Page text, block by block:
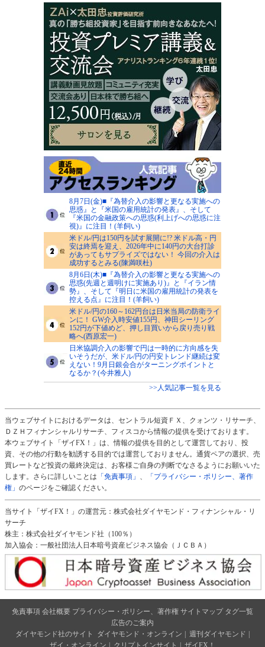
8月7日(金)■『為替介入の影響と更なる実施への
思惑』と『米国の雇用統計の発表』、そして
『米国の金融政策への思惑(利上げへの思惑に注
視)』に注目！(羊飼い)
米ドル/円は150円を試す展開に!? 米ドル高・円
安は終焉を迎え、2026年中に140円の大台打診
があってもサプライズではない！ 今回の介入は
成功するとみる(陳満咲杜)
8月6日(木)■『為替介入の影響と更なる実施への
思惑(先週と週明けに実施あり)』と『イラン情
勢』、そして『明日に米国の雇用統計の発表を
控える点』に注目！(羊飼い)
米ドル/円の160～162円台は日米当局の防衛ライ
ンに！ GW介入時安値155円、神田シーリング
152円が下値めど、押し目買いから戻り売り戦
略へ(西原宏一)
日米協調介入の影響で円は一時的に方向感を失
いそうだが、米ドル/円の円安トレンド継続は変
えない！9月日銀会合がターニングポイントと
なるか？(今井雅人)
>>人気記事一覧を見る
当ウェブサイトにおけるデータは、セントラル短資ＦＸ、クォンツ・リサーチ、
ＤＺＨフィナンシャルリサーチ、フィスコから情報の提供を受けております。
本ウェブサイト「ザイFX！」は、情報の提供を目的として運営しており、投
資、その他の行動を勧誘する目的では運営しておりません。通貨ペアの選択、売
買レートなど投資の最終決定は、お客様ご自身の判断でなさるようにお願いいた
します。さらに詳しいことは 「免責事項」
「プライバシー・ポリシー、著作
権」 のページをご確認ください。
当サイト「ザイFX！」の運営元：株式会社ダイヤモンド・フィナンシャル・リ
サーチ
株主：株式会社ダイヤモンド社（100％）
加入協会：一般社団法人日本暗号資産ビジネス協会（ＪＣＢＡ）
免責事項 会社概要 プライバシー・ポリシー、著作権 サイトマップ タグ一覧
広告のご案内
ダイヤモンド社のサイト
ダイヤモンド・オンライン 週刊ダイヤモンド
ザイ・オンライン
クリプトインサイト ザイFX！